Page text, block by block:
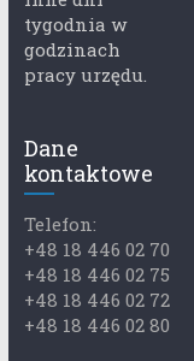
tygodnia w
godzinach
pracy urzędu.
Dane
kontaktowe
Telefon:
+48 18 446 02 70
+48 18 446 02 75
+48 18 446 02 72
+48 18 446 02 80